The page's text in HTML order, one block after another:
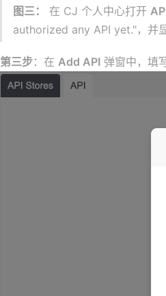
图三： 在 CJ 个人中心打开
authorized any API yet."，并
第三步：在 Add API弹窗中，填